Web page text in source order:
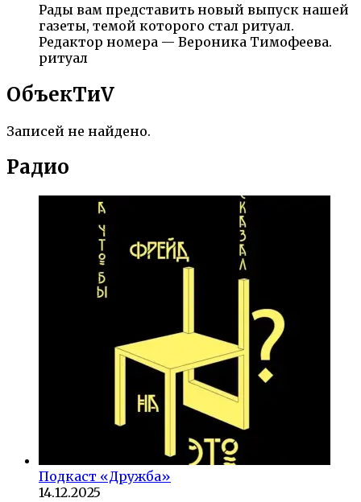
Рады вам представить новый выпуск нашей
газеты, темой которого стал ритуал.
Редактор номера — Вероника Тимофеева.
ритуал
ОбъекTиV
Записей не найдено.
Радио
Подкаст «Дружба»
14.12.2025